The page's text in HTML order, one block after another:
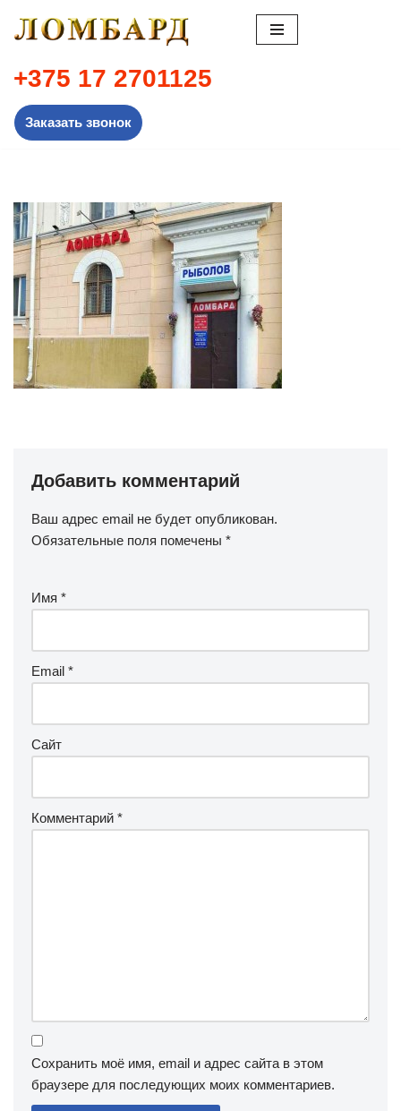
к
содержимому
+375 17 2701125
Заказать звонок
Добавить комментарий
Ваш адрес email не будет опубликован.
Обязательные поля помечены *
Имя *
Email *
Сайт
Комментарий *
Сохранить моё имя, email и адрес сайта в этом
браузере для последующих моих комментариев.